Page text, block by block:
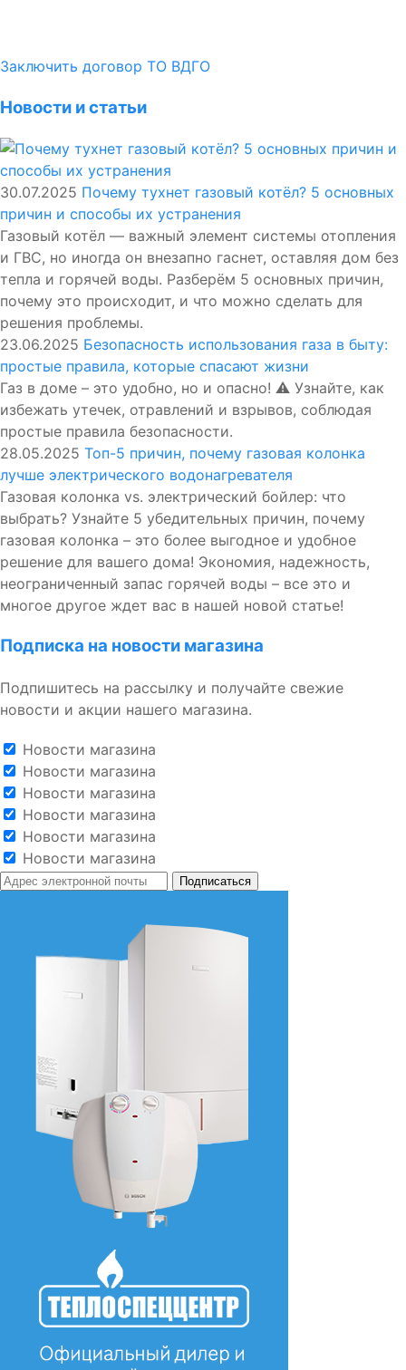
Заключить договор ТО ВДГО
Новости и статьи
30.07.2025 Почему тухнет газовый котёл? 5 основных
причин и способы их устранения
Газовый котёл — важный элемент системы отопления
и ГВС, но иногда он внезапно гаснет, оставляя дом без
тепла и горячей воды. Разберём 5 основных причин,
почему это происходит, и что можно сделать для
решения проблемы.
23.06.2025 Безопасность использования газа в быту:
простые правила, которые спасают жизни
Газ в доме – это удобно, но и опасно! ⚠️ Узнайте, как
избежать утечек, отравлений и взрывов, соблюдая
простые правила безопасности.
28.05.2025 Топ-5 причин, почему газовая колонка
лучше электрического водонагревателя
Газовая колонка vs. электрический бойлер: что
выбрать? Узнайте 5 убедительных причин, почему
газовая колонка – это более выгодное и удобное
решение для вашего дома! Экономия, надежность,
неограниченный запас горячей воды – все это и
многое другое ждет вас в нашей новой статье!
Подписка на новости магазина
Подпишитесь на рассылку и получайте свежие
новости и акции нашего магазина.
Новости магазина
Новости магазина
Новости магазина
Новости магазина
Новости магазина
Новости магазина